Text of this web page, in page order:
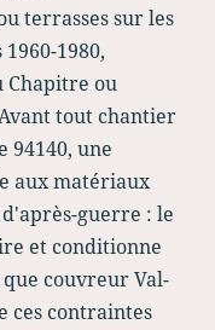
terrasses sur les
1980,
Chapitre ou
tout chantier
une
aux matériaux
guerre : le
et conditionne
couvreur Val-
ces contraintes